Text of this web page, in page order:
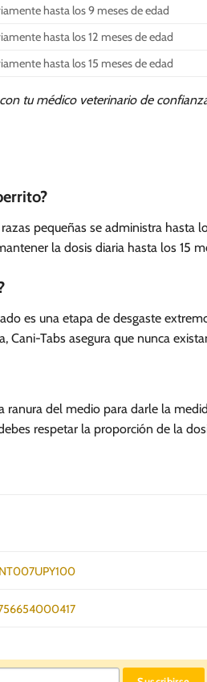
hasta los 9 meses de edad
hasta los 12 meses de edad
hasta los 15 meses de edad
tu médico veterinario de
pequeñas se administra hasta
la dosis diaria hasta los 15
es una etapa de desgaste
Tabs asegura que nunca
del medio para darle la
respetar la proporción de la